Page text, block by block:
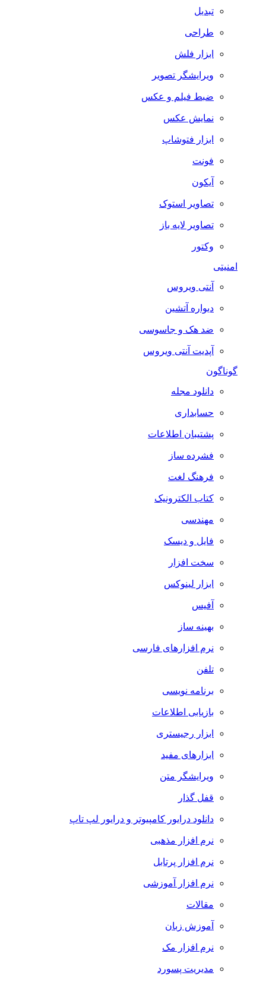
تبدیل
طراحی
ابزار فلش
ویرایشگر تصویر
ضبط فيلم و عكس
نمایش عکس
ابزار فتوشاپ
فونت
آیکون
تصاویر استوک
تصاویر لایه باز
وکتور
امنیتی
آنتی ویروس
دیواره آتشین
ضد هک و جاسوسی
آپدیت آنتی ویروس
گوناگون
دانلود مجله
حسابداری
پشتیبان اطلاعات
فشرده ساز
فرهنگ لغت
کتاب الکترونیک
مهندسی
فایل و دیسک
سخت افزار
ابزار لینوکس
آفیس
بهینه ساز
نرم افزارهای فارسی
تلفن
برنامه نویسی
بازیابی اطلاعات
ابزار رجیستری
ابزارهای مفید
ویرایشگر متن
قفل گذار
دانلود درایور کامپیوتر و درایور لپ تاپ
نرم افزار مذهبی
نرم افزار پرتابل
نرم افزار آموزشی
مقالات
آموزش زبان
نرم افزار مک
مدیریت پسورد